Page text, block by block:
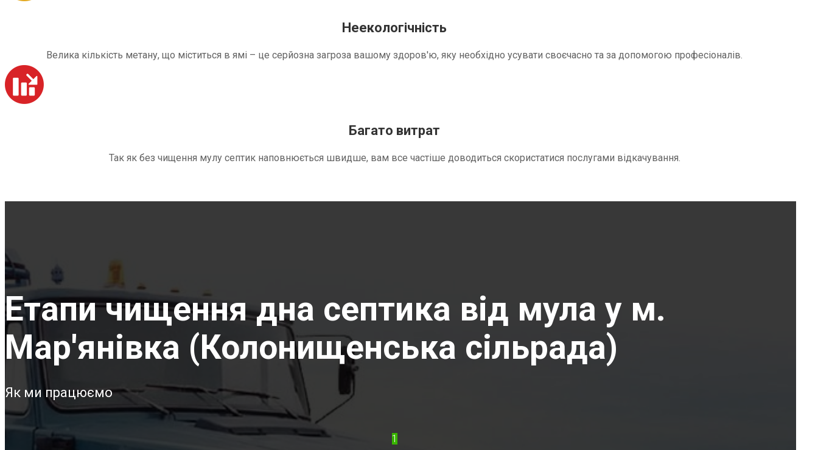
Неекологічність
Велика кількість метану, що міститься в ямі – це серйозна загроза вашому здоров'ю, яку необхідно усувати своєчасно та за допомогою професіоналів.
Багато витрат
Так як без чищення мулу септик наповнюється швидше, вам все частіше доводиться скористатися послугами відкачування.
Етапи чищення дна септика від мула у м.
Мар'янівка (Колонищенська сільрада)
Як ми працюємо
1